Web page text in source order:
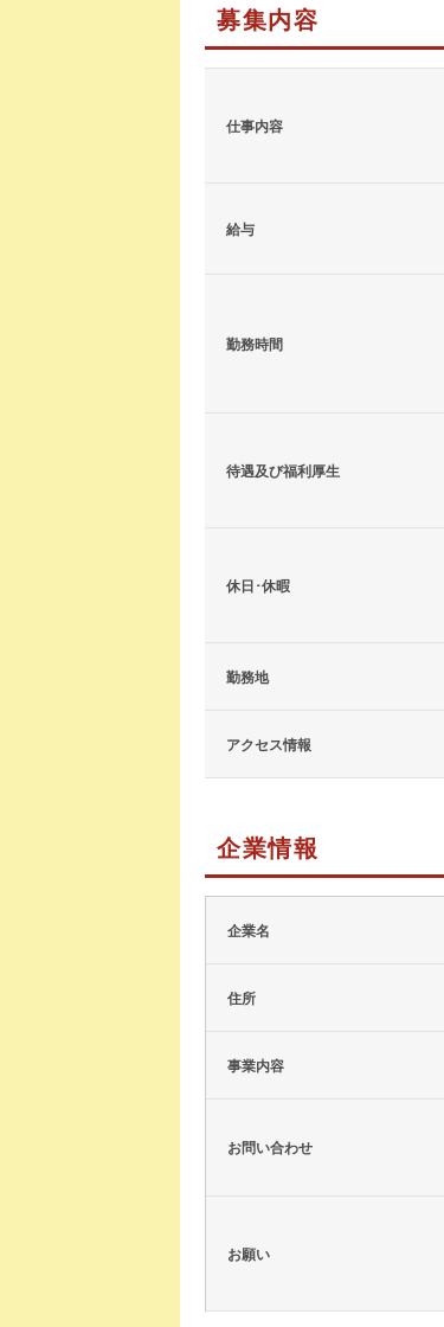
募集内容
仕事内容
給与
勤務時間
待遇及び福利厚生
休日･休暇
勤務地
アクセス情報
企業情報
企業名
住所
事業内容
お問い合わせ
お願い